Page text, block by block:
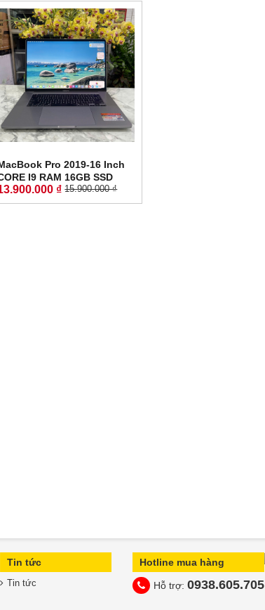
Pro 2019-16 Inch
I9 RAM 16GB SSD
Radeon Pro 5500M
Touch Bar - Silver
₫ 15.900.000 ₫
Tin tức
Tin tức
Hotline mua hàng
Hỗ trợ: 0938.605.705